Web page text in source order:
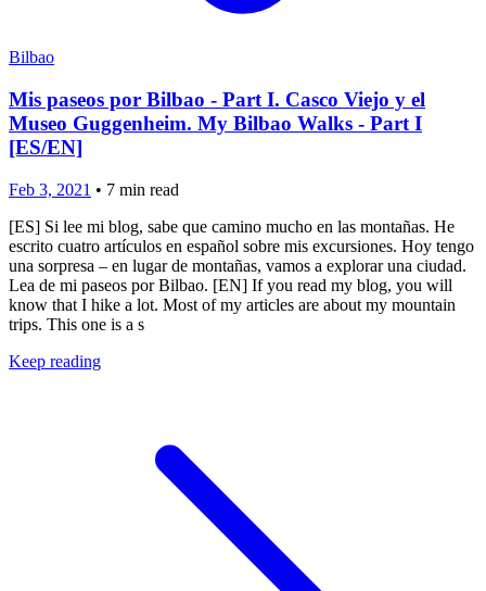
Bilbao
Mis paseos por Bilbao - Part I. Casco Viejo y el
Museo Guggenheim. My Bilbao Walks - Part I
[ES/EN]
Feb 3, 2021 • 7 min read
[ES] Si lee mi blog, sabe que camino mucho en las montañas. He
escrito cuatro artículos en español sobre mis excursiones. Hoy tengo
una sorpresa – en lugar de montañas, vamos a explorar una ciudad.
Lea de mi paseos por Bilbao. [EN] If you read my blog, you will
know that I hike a lot. Most of my articles are about my mountain
trips. This one is a s
Keep reading